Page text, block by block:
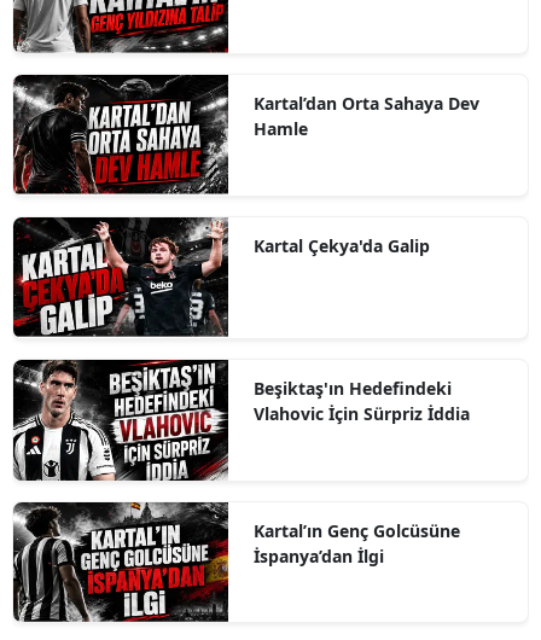
Kartal’dan Orta Sahaya Dev
Hamle
Kartal Çekya'da Galip
Beşiktaş'ın Hedefindeki
Vlahovic İçin Sürpriz İddia
Kartal’ın Genç Golcüsüne
İspanya’dan İlgi